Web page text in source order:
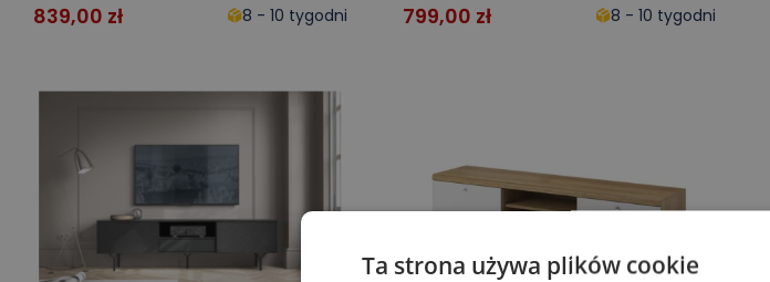
839,00 zł 8 - 10 tygodni 799,00 zł 8 - 10 tygodni
Ta strona używa plików cookie